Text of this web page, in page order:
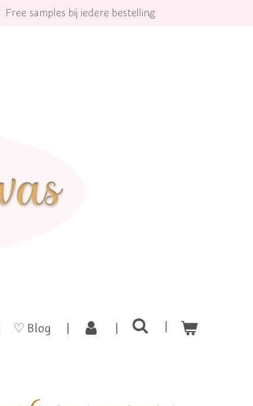
Free samples bij iedere bestelling
♡ Blog